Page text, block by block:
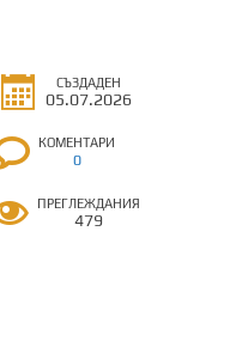
СЪЗДАДЕН
05.07.2026
КОМЕНТАРИ
0
ПРЕГЛЕЖДАНИЯ
479